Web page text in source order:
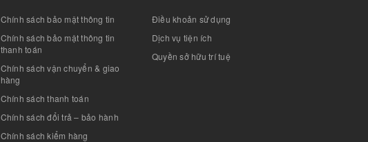
Chính sách bảo mật thông tin
Chính sách bảo mật thông tin
thanh toán
Chính sách vận chuyển & giao
hàng
Chính sách thanh toán
Chính sách đổi trả – bảo hành
Chính sách kiểm hàng
Điều khoản sử dụng
Dịch vụ tiện ích
Quyền sở hữu trí tuệ